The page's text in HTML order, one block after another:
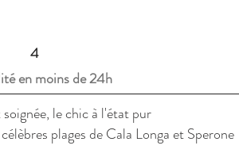
4
en moins de 24h
le chic à l'état pur
plages de Cala Longa et Sperone